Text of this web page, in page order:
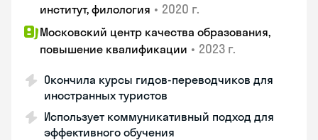
институт, филология • 2020 г.
Московский центр качества образования,
повышение квалификации • 2023 г.
Окончила курсы гидов-переводчиков для
иностранных туристов
Использует коммуникативный подход для
эффективного обучения